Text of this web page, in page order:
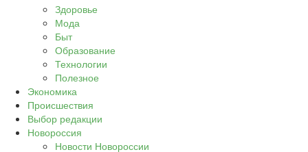
Здоровье
Мода
Быт
Образование
Технологии
Полезное
Экономика
Происшествия
Выбор редакции
Новороссия
Новости Новороссии